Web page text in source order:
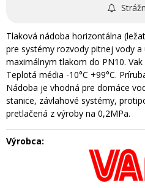
Tlaková nádoba horizontálna
pre systémy rozvody pitnej vody
maximálnym tlakom do PN10.
Teplotá média -10°C +99°C.
Nádoba je vhodná pre domáce
stanice, závlahové systémy,
pretlačená z výroby na 0,2MPa.
Výrobca: